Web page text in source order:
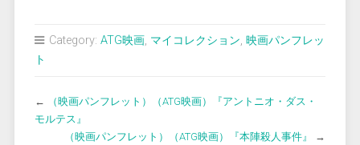
Category: ATG映画, マイコレクション, 映画パンフレッ
ト
←
（映画パンフレット）（ATG映画）『アントニオ・ダス・
モルテス』
（映画パンフレット）（ATG映画）『本陣殺人事件』
→